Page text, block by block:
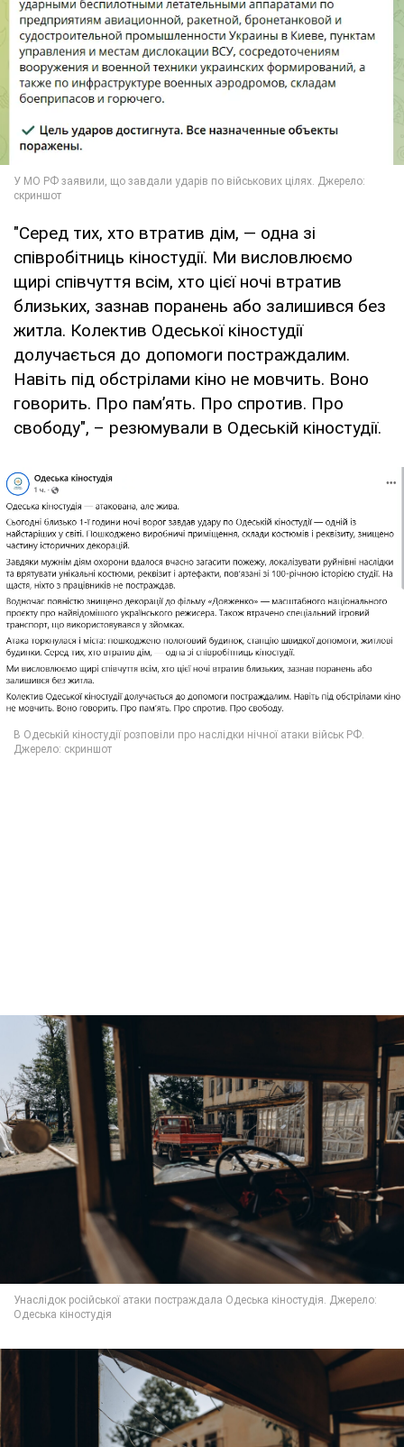
"Серед тих, хто втратив дім, — одна зі
співробітниць кіностудії. Ми висловлюємо
щирі співчуття всім, хто цієї ночі втратив
близьких, зазнав поранень або залишився без
житла. Колектив Одеської кіностудії
долучається до допомоги постраждалим.
Навіть під обстрілами кіно не мовчить. Воно
говорить. Про пам’ять. Про спротив. Про
свободу", – резюмували в Одеській кіностудії.